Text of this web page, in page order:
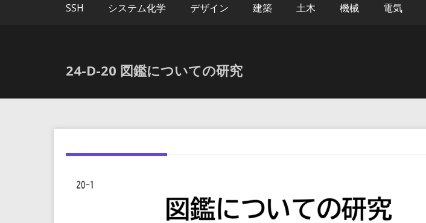
SSH システム化学 デザイン 建築 土木 機械 電気
24-D-20 図鑑についての研究